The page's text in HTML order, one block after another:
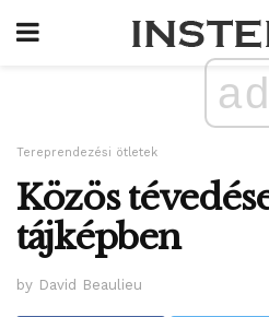
ad
Tereprendezési ötletek
Közös
tájképben
by David Beaulieu